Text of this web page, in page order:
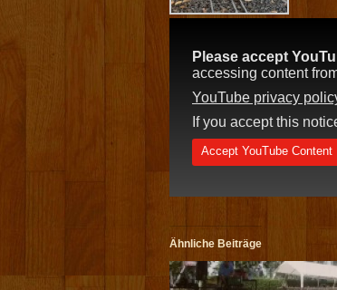
Please accept
accessing content
YouTube privacy
If you accept this
Accept YouTube Content
Ähnliche Beiträge